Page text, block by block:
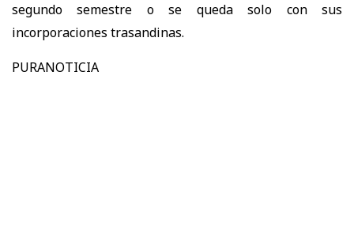
segundo semestre o se queda solo con sus
incorporaciones trasandinas.
PURANOTICIA